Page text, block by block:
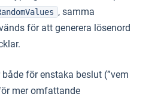
, samma
för att generera lösenord
för enstaka beslut (”vem
mer omfattande